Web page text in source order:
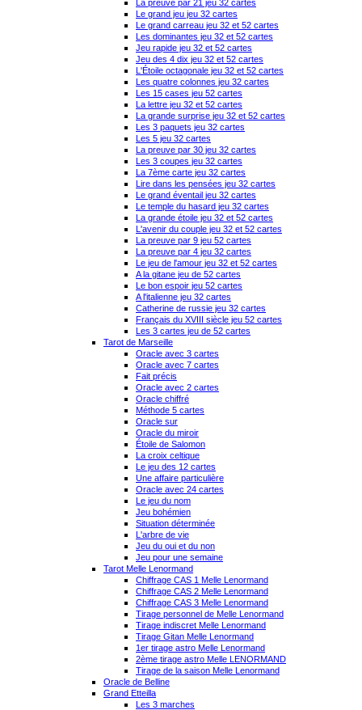
La preuve par 21 jeu 32 cartes
Le grand jeu jeu 32 cartes
Le grand carreau jeu 32 et 52 cartes
Les dominantes jeu 32 et 52 cartes
Jeu rapide jeu 32 et 52 cartes
Jeu des 4 dix jeu 32 et 52 cartes
L'Étoile octagonale jeu 32 et 52 cartes
Les quatre colonnes jeu 32 cartes
Les 15 cases jeu 52 cartes
La lettre jeu 32 et 52 cartes
La grande surprise jeu 32 et 52 cartes
Les 3 paquets jeu 32 cartes
Les 5 jeu 32 cartes
La preuve par 30 jeu 32 cartes
Les 3 coupes jeu 32 cartes
La 7ème carte jeu 32 cartes
Lire dans les pensées jeu 32 cartes
Le grand éventail jeu 32 cartes
Le temple du hasard jeu 32 cartes
La grande étoile jeu 32 et 52 cartes
L'avenir du couple jeu 32 et 52 cartes
La preuve par 9 jeu 52 cartes
La preuve par 4 jeu 32 cartes
Le jeu de l'amour jeu 32 et 52 cartes
A la gitane jeu de 52 cartes
Le bon espoir jeu 52 cartes
A l'italienne jeu 32 cartes
Catherine de russie jeu 32 cartes
Français du XVIII siècle jeu 52 cartes
Les 3 cartes jeu de 52 cartes
Tarot de Marseille
Oracle avec 3 cartes
Oracle avec 7 cartes
Fait précis
Oracle avec 2 cartes
Oracle chiffré
Méthode 5 cartes
Oracle sur
Oracle du miroir
Étoile de Salomon
La croix celtique
Le jeu des 12 cartes
Une affaire particulière
Oracle avec 24 cartes
Le jeu du nom
Jeu bohémien
Situation déterminée
L'arbre de vie
Jeu du oui et du non
Jeu pour une semaine
Tarot Melle Lenormand
Chiffrage CAS 1 Melle Lenormand
Chiffrage CAS 2 Melle Lenormand
Chiffrage CAS 3 Melle Lenormand
Tirage personnel de Melle Lenormand
Tirage indiscret Melle Lenormand
Tirage Gitan Melle Lenormand
1er tirage astro Melle Lenormand
2ème tirage astro Melle LENORMAND
Tirage de la saison Melle Lenormand
Oracle de Belline
Grand Etteilla
Les 3 marches